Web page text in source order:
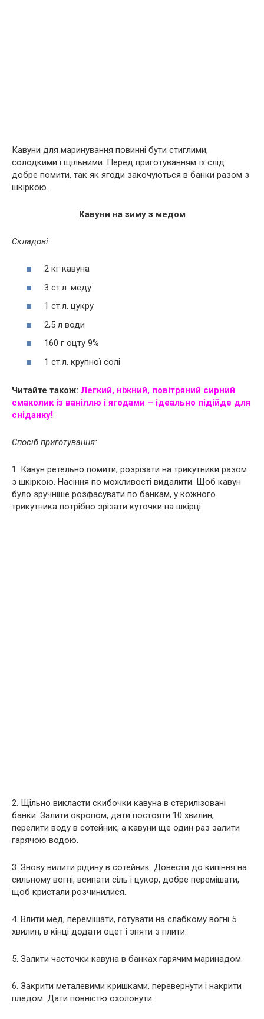
Кавуни для маринування повинні бути стиглими,
солодкими і щільними. Перед приготуванням їх слід
добре помити, так як ягоди закочуються в банки разом з
шкіркою.
Кавуни на зиму з медом
Складові:
2 кг кавуна
3 ст.л. меду
1 ст.л. цукру
2,5 л води
160 г оцту 9%
1 ст.л. крупної солі
Читайте також: Легкий, ніжний, повітряний сирний
смаколик із ваніллю і ягодами – ідеально підійде для
сніданку!
Спосіб приготування:
1. Кавун ретельно помити, розрізати на трикутники разом
з шкіркою. Насіння по можливості видалити. Щоб кавун
було зручніше розфасувати по банкам, у кожного
трикутника потрібно зрізати куточки на шкірці.
2. Щільно викласти скибочки кавуна в стерилізовані
банки. Залити окропом, дати постояти 10 хвилин,
перелити воду в сотейник, а кавуни ще один раз залити
гарячою водою.
3. Знову вилити рідину в сотейник. Довести до кипіння на
сильному вогні, всипати сіль і цукор, добре перемішати,
щоб кристали розчинилися.
4. Влити мед, перемішати, готувати на слабкому вогні 5
хвилин, в кінці додати оцет і зняти з плити.
5. Залити часточки кавуна в банках гарячим маринадом.
6. Закрити металевими кришками, перевернути і накрити
пледом. Дати повністю охолонути.